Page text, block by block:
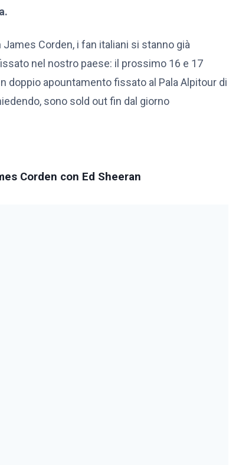
Corden, i fan italiani si stanno già
nel nostro paese: il prossimo 16 e 17
doppio apountamento fissato al Pala Alpitour di
sono sold out fin dal giorno
Corden con Ed Sheeran